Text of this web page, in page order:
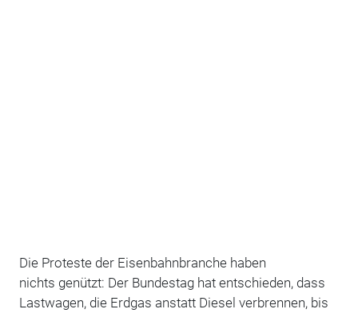
Die Proteste der Eisenbahnbranche haben
nichts genützt: Der Bundestag hat entschieden, dass
Lastwagen, die Erdgas anstatt Diesel verbrennen, bis